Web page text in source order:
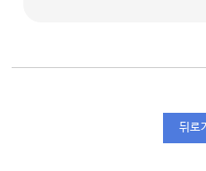
뒤로